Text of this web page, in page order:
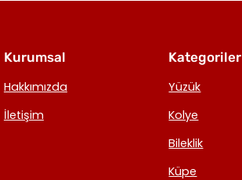
Kurumsal
Hakkımızda
İletişim
Kategoriler
Yüzük
Kolye
Bileklik
Küpe